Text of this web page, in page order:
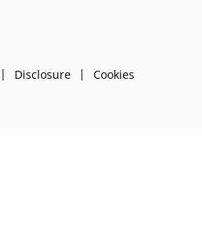
Disclosure Cookies